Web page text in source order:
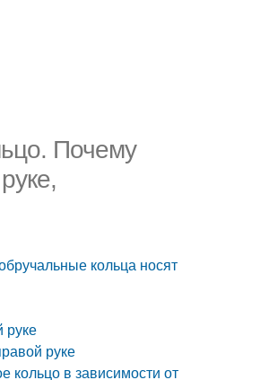
Почему
кольца носят
руке
руке
кольцо в зависимости от